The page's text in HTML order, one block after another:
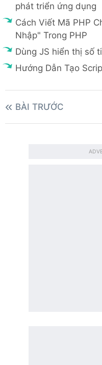
phát triển ứng dụng
Cách Viết Mã PHP
Nhập" Trong PHP
Dùng JS hiển thị số
Hướng Dẫn Tạo
BÀI TRƯỚC